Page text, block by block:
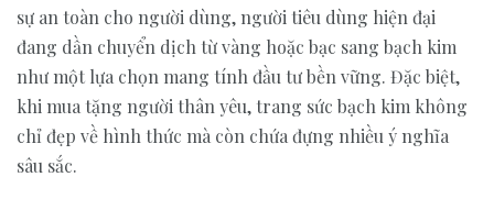
sự an toàn cho người dùng, người tiêu dùng hiện đại
đang dần chuyển dịch từ vàng hoặc bạc sang bạch kim
như một lựa chọn mang tính đầu tư bền vững. Đặc biệt,
khi mua tặng người thân yêu, trang sức bạch kim không
chỉ đẹp về hình thức mà còn chứa đựng nhiều ý nghĩa
sâu sắc.